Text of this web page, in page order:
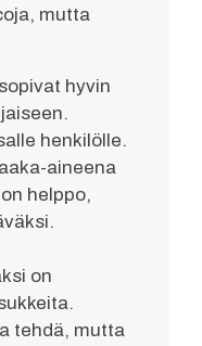
mutta
hyvin
henkilölle.
aineena
helppo,
on
tehdä, mutta